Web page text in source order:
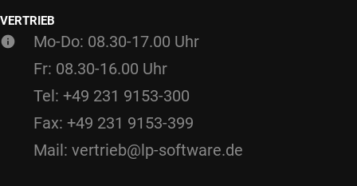
VERTRIEB
Mo-Do: 08.30-17.00 Uhr
Fr: 08.30-16.00 Uhr
Tel: +49 231 9153-300
Fax: +49 231 9153-399
Mail: vertrieb@lp-software.de